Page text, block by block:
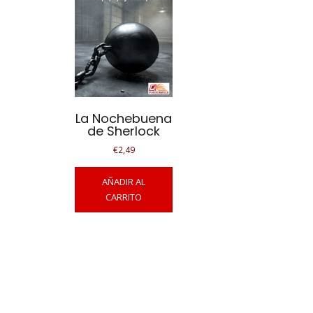
La Nochebuena
de Sherlock
€2,49
AÑADIR AL
CARRITO